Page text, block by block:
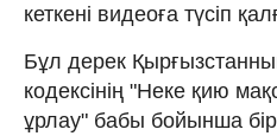
кеткені видеоға түсіп
Бұл дерек
кодексінің "Неке қию
ұрлау" бабы бойынша